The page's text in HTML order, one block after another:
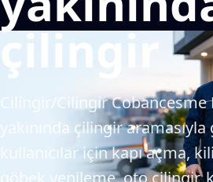
çilingir
Cilingir/Cilingir Cobancesme
yakınında çilingir aramasıyla
kullanıcılar için kapı açma,
göbek yenileme, oto çilingir,